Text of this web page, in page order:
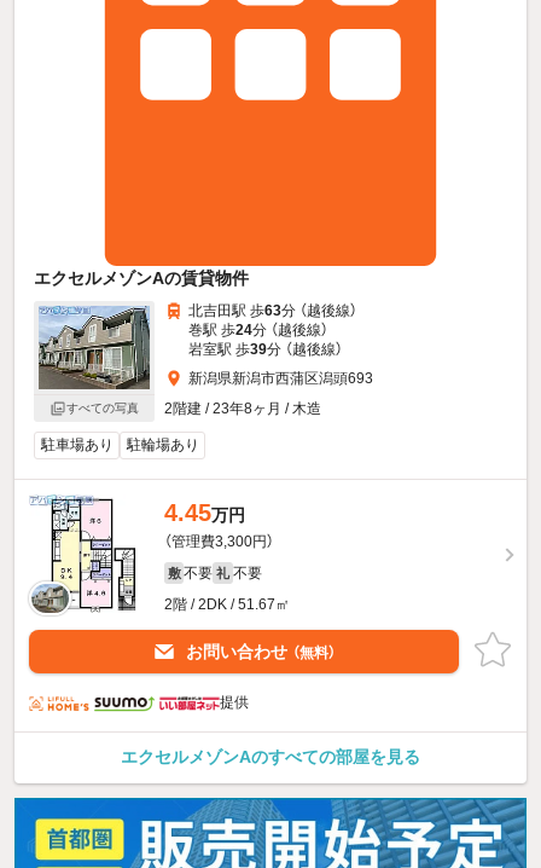
エクセルメゾンAの賃貸物件
すべての写真
北吉田駅 歩63分 （越後線）
巻駅 歩24分 （越後線）
岩室駅 歩39分 （越後線）
新潟県新潟市西蒲区潟頭693
2階建 / 23年8ヶ月 / 木造
駐車場あり 駐輪場あり
4.45万円
（管理費3,300円）
敷 不要 礼 不要
2階 / 2DK / 51.67㎡
お問い合わせ （無料）
提供
エクセルメゾンAのすべての部屋を見る